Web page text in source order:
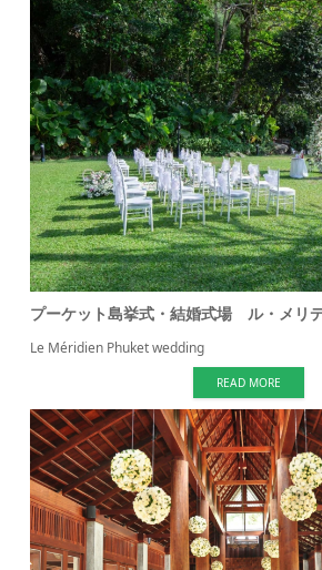
プーケット島挙式・結婚式場 ル・メリ
Le Méridien Phuket wedding
READ MORE